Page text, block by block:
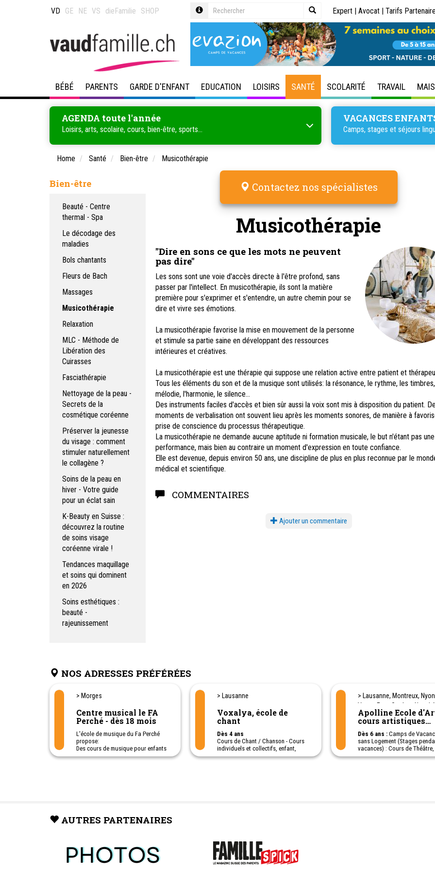
VD GE NE VS dieFamilie SHOP Expert | Avocat | Tarifs
BÉBÉ PARENTS GARDE D'ENFANT EDUCATION LOISIRS SANTÉ SCOLARITÉ TRAVAIL
AGENDA toute l'année
Loisirs, arts, scolaire, cours, bien-être, sports...
VACANCES
Camps, stages et séjours
Home Santé Bien-être Musicothérapie
Bien-être
Beauté - Centre
thermal - Spa
Le décodage des
maladies
Bols chantants
Fleurs de Bach
Massages
Musicothérapie
Relaxation
MLC - Méthode de
Libération des
Cuirasses
Fasciathérapie
Nettoyage de la peau -
Secrets de la
cosmétique coréenne
Préserver la jeunesse
du visage : comment
stimuler naturellement
le collagène ?
Soins de la peau en
hiver - Votre guide
pour un éclat sain
K-Beauty en Suisse :
découvrez la routine
de soins visage
coréenne virale !
Tendances maquillage
et soins qui dominent
en 2026
Soins esthétiques :
beauté -
rajeunissement
Contactez nos spécialistes
Musicothérapie
"Dire en sons ce que les mots ne peuvent
pas dire"
Les sons sont une voie d'accès directe à l'être profond, sans
passer par l'intellect. En musicothérapie, ils sont la matière
première pour s'exprimer et s'entendre, un autre chemin pour se
dire et vivre ses émotions.
La musicothérapie favorise la mise en mouvement de la personne
et stimule sa partie saine en développant des ressources
intérieures et créatives.
La musicothérapie est une thérapie qui suppose une relation active entre patient et
Tous les éléments du son et de la musique sont utilisés: la résonance, le rythme, les
mélodie, l'harmonie, le silence...
Des instruments faciles d'accès et bien sûr aussi la voix sont mis à disposition du patient.
moments de verbalisation ont souvent lieu après les moments sonores, de manière à
prise de conscience du processus thérapeutique.
La musicothérapie ne demande aucune aptitude ni formation musicale, le but n'étant pas une
performance, mais bien au contraire un moment d'expression en toute confiance.
Elle est devenue, depuis environ 50 ans, une discipline de plus en plus reconnue par le
médical et scientifique.
COMMENTAIRES
Ajouter un commentaire
NOS ADRESSES PRÉFÉRÉES
> Morges
Centre musical le FA
Perché - dès 18 mois
L'école de musique du Fa Perché
propose:
Des cours de musique pour enfants
dès 18 mois.
musicothérapie, etc
> Lausanne
Voxalya, école de
chant
Dès 4 ans
Cours de Chant / Chanson - Cours
individuels et collectifs, enfant,
adolescent et adulte. Eveil musical
> Lausanne, Montreux,
Vevey, Etoy, Genève,
Yverdon, Fribourg, Sion
Apolline Ecole
cours artistiques
hebdomadaires et
stages durant les
vacances (camp
logement)
Dès 6 ans : Camps de
sans Logement (Stages
vacances) : Cours de
Comédie Musicale, de
AUTRES PARTENAIRES